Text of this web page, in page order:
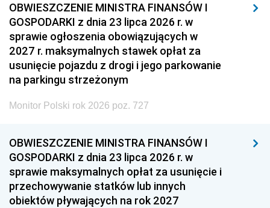
OBWIESZCZENIE MINISTRA FINANSÓW I
GOSPODARKI z dnia 23 lipca 2026 r. w
sprawie ogłoszenia obowiązujących w
2027 r. maksymalnych stawek opłat za
usunięcie pojazdu z drogi i jego parkowanie
na parkingu strzeżonym
Monitor Polski rok 2026 poz. 727
OBWIESZCZENIE MINISTRA FINANSÓW I
GOSPODARKI z dnia 23 lipca 2026 r. w
sprawie maksymalnych opłat za usunięcie i
przechowywanie statków lub innych
obiektów pływających na rok 2027